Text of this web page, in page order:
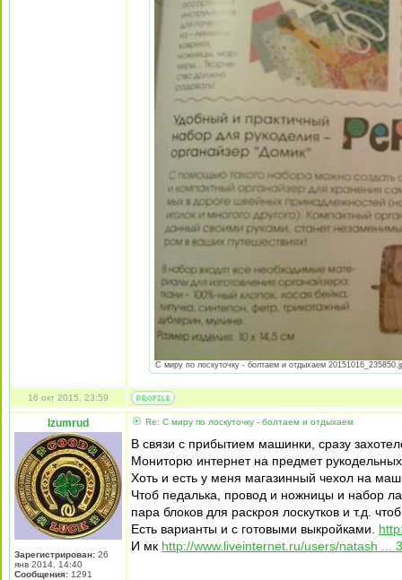
С миру по лоскуточку - болтаем и отдыхаем
16 окт 2015, 23:59
Izumrud
Зарегистрирован: 26
янв 2014, 14:40
Сообщения: 1291
Re: С миру по лоскуточку - болтаем и отдыхаем
В связи с прибытием машинки, сразу
Мониторю интернет на предмет
Хоть и есть у меня магазинный чехол на
Чтоб педалька, провод и ножницы и набор
пара блоков для раскроя лоскутков и т.д.
Есть варианты и с готовыми выкройками.
И мк http://www.liveinternet.ru/users/natash ...